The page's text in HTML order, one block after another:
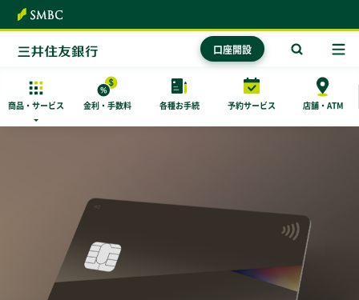
本文へ
口座開設
商品・ サービス 金利・手数料 各種お手続 予約サービス 店舗・ATM